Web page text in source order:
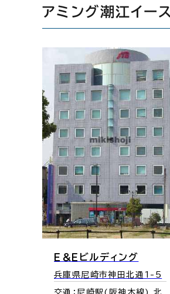
アミング潮江イー
兵庫県尼崎市南塚口町2-
12-18